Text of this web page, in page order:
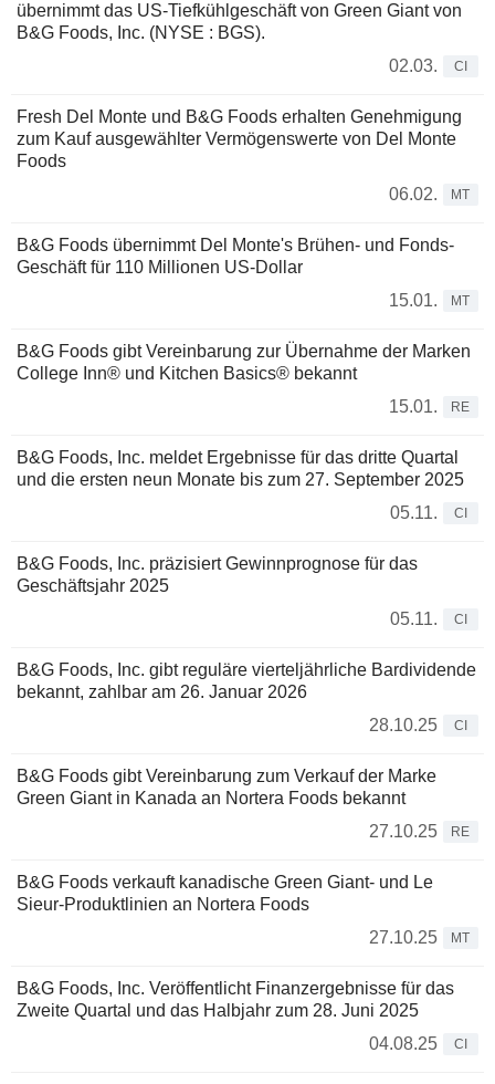
übernimmt das US-Tiefkühlgeschäft von Green Giant von
B&G Foods, Inc. (NYSE : BGS).
02.03.
CI
Fresh Del Monte und B&G Foods erhalten Genehmigung
zum Kauf ausgewählter Vermögenswerte von Del Monte
Foods
06.02.
MT
B&G Foods übernimmt Del Monte's Brühen- und Fonds-
Geschäft für 110 Millionen US-Dollar
15.01.
MT
B&G Foods gibt Vereinbarung zur Übernahme der Marken
College Inn® und Kitchen Basics® bekannt
15.01.
RE
B&G Foods, Inc. meldet Ergebnisse für das dritte Quartal
und die ersten neun Monate bis zum 27. September 2025
05.11.
CI
B&G Foods, Inc. präzisiert Gewinnprognose für das
Geschäftsjahr 2025
05.11.
CI
B&G Foods, Inc. gibt reguläre vierteljährliche Bardividende
bekannt, zahlbar am 26. Januar 2026
28.10.25
CI
B&G Foods gibt Vereinbarung zum Verkauf der Marke
Green Giant in Kanada an Nortera Foods bekannt
27.10.25
RE
B&G Foods verkauft kanadische Green Giant- und Le
Sieur-Produktlinien an Nortera Foods
27.10.25
MT
B&G Foods, Inc. Veröffentlicht Finanzergebnisse für das
Zweite Quartal und das Halbjahr zum 28. Juni 2025
04.08.25
CI